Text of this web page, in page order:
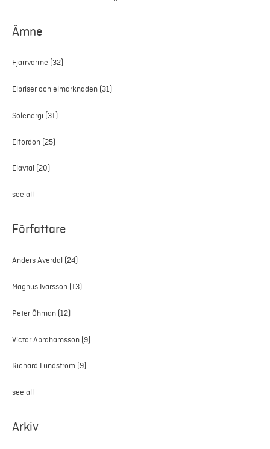
Ämne
Fjärrvärme (32)
Elpriser och elmarknaden (31)
Solenergi (31)
Elfordon (25)
Elavtal (20)
see all
Författare
Anders Averdal (24)
Magnus Ivarsson (13)
Peter Öhman (12)
Victor Abrahamsson (9)
Richard Lundström (9)
see all
Arkiv